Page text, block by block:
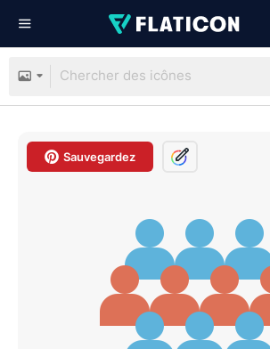
Sauvegardez